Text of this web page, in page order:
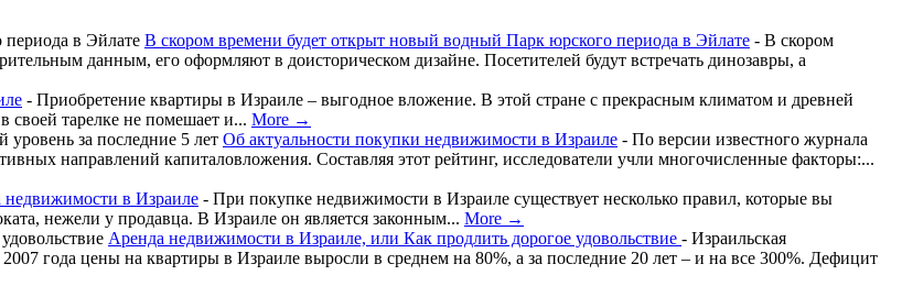
В скором времени будет открыт новый водный Парк юрского периода в Эйлате - В скором
данным, его оформляют в доисторическом дизайне. Посетителей будут встречать динозавры, а
- Приобретение квартиры в Израиле – выгодное вложение. В этой стране с прекрасным климатом и древней
своей тарелке не помешает и... More →
Об актуальности покупки недвижимости в Израиле - По версии известного журнала
направлений капиталовложения. Составляя этот рейтинг, исследователи учли многочисленные факторы:...
в Израиле - При покупке недвижимости в Израиле существует несколько правил, которые вы
нежели у продавца. В Израиле он является законным... More →
Аренда недвижимости в Израиле, или Как продлить дорогое удовольствие - Израильская
года цены на квартиры в Израиле выросли в среднем на 80%, а за последние 20 лет – и на все 300%. Дефицит